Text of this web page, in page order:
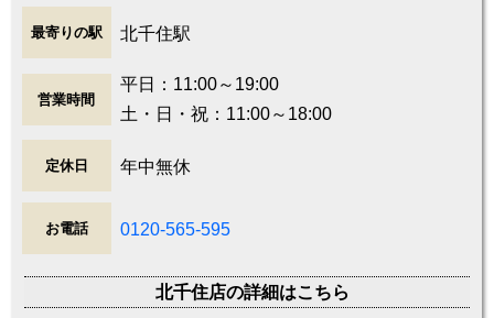
最寄りの駅 北千住駅
営業時間
平日：11:00～19:00
土・日・祝：11:00～18:00
定休日 年中無休
お電話 0120-565-595
北千住店の詳細はこちら